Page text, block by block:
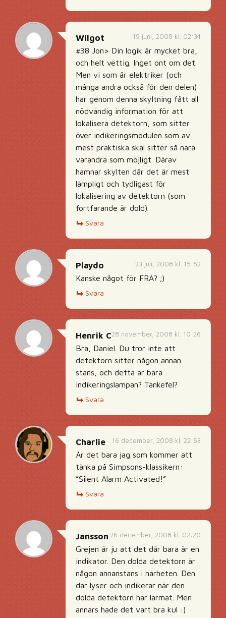
19 juni, 2008 kl. 02:34
Wilgot
#38 Jon> Din logik är mycket bra,
och helt vettig. Inget ont om det.
Men vi som är elektriker (och
många andra också för den delen)
har genom denna skyltning fått all
nödvändig information för att
lokalisera detektorn, som sitter
över indikeringsmodulen som av
mest praktiska skäl sitter så nära
varandra som möjligt. Därav
hamnar skylten där det är mest
lämpligt och tydligast för
lokalisering av detektorn (som
fortfarande är dold).
Svara
23 juli, 2008 kl. 15:52
Playdo
Kanske något för FRA? ;)
Svara
28 november, 2008 kl. 10:26
Henrik C
Bra, Daniel. Du tror inte att
detektorn sitter någon annan
stans, och detta är bara
indikeringslampan? Tankefel?
Svara
16 december, 2008 kl. 22:53
Charlie
Är det bara jag som kommer att
tänka på Simpsons-klassikern:
”Silent Alarm Activated!”
Svara
26 december, 2008 kl. 02:20
Jansson
Grejen är ju att det där bara är en
indikator. Den dolda detektorn är
någon annanstans i närheten. Den
där lyser och indikerar när den
dolda detektorn har larmat. Men
annars hade det vart bra kul :)